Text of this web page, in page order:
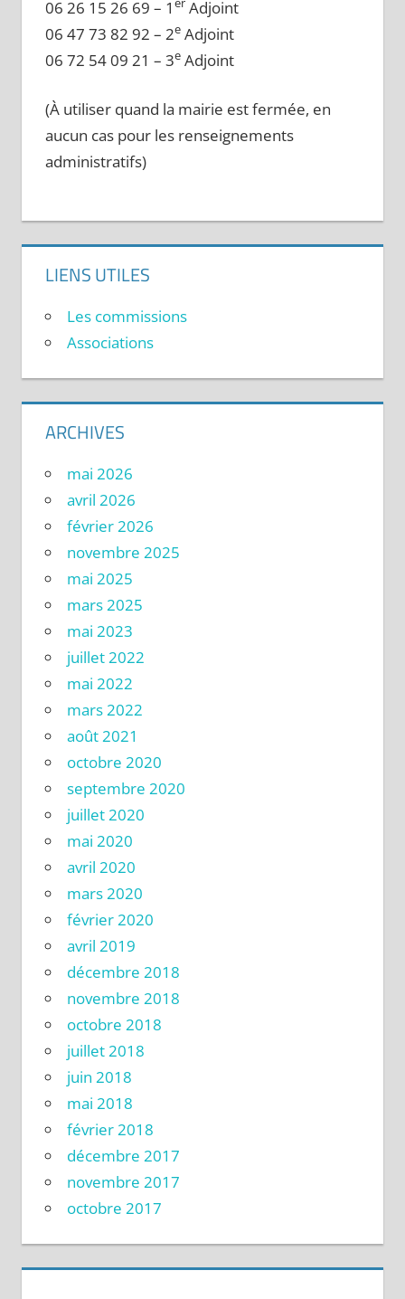
06 26 15 26 69 – 1
Adjoint
06 47 73 82 92 – 2eAdjoint
06 72 54 09 21 – 3eAdjoint
(À utiliser quand la mairie est fermée, en
aucun cas pour les renseignements
administratifs)
LIENS UTILES
Les commissions
Associations
ARCHIVES
mai 2026
avril 2026
février 2026
novembre 2025
mai 2025
mars 2025
mai 2023
juillet 2022
mai 2022
mars 2022
août 2021
octobre 2020
septembre 2020
juillet 2020
mai 2020
avril 2020
mars 2020
février 2020
avril 2019
décembre 2018
novembre 2018
octobre 2018
juillet 2018
juin 2018
mai 2018
février 2018
décembre 2017
novembre 2017
octobre 2017